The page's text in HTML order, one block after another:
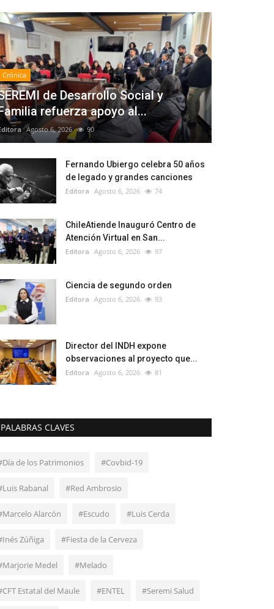
Crónica
de Desarrollo Social y
refuerza apoyo al...
Agosto 6, 2026 90
Fernando Ubiergo celebra 50 años
de legado y grandes canciones
Editora Agosto 6, 2026 74
ChileAtiende Inauguró Centro de
Atención Virtual en San...
Editora Agosto 6, 2026 97
Ciencia de segundo orden
Editora Agosto 6, 2026 93
Director del INDH expone
observaciones al proyecto que...
Editora Agosto 6, 2026 81
PALABRAS CLAVES
de los Patrimonios #Covbid-19
Rabanal #Red Ambrosio
Alarcón #Escudo #Luis Cerda
Zúñiga #Fiesta de la Cerveza
Medel #Melado
Estatal del Maule #ENTEL #Seremi Salud